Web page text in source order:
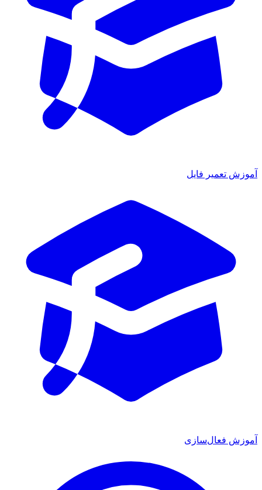
آموزش تعمیر فایل
آموزش فعال‌سازی